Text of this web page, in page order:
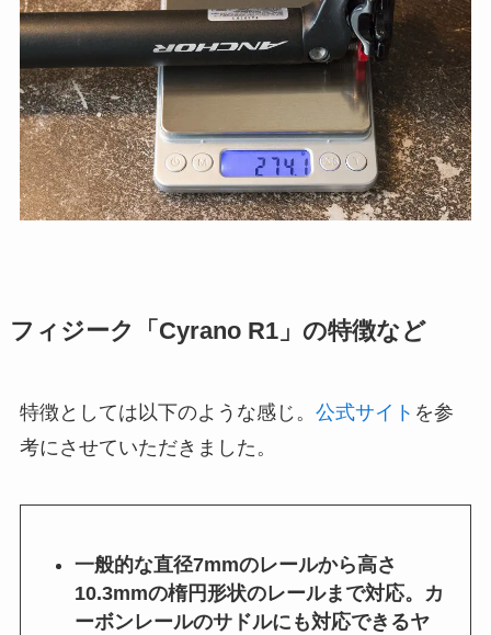
フィジーク「Cyrano R1」の特徴など
特徴としては以下のような感じ。 公式サイト を参
考にさせていただきました。
一般的な直径7mmのレールから高さ
10.3mmの楕円形状のレールまで対応。カ
ーボンレールのサドルにも対応できるヤ